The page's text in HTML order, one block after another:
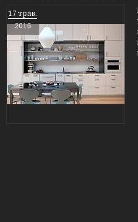
17 трав.
2016